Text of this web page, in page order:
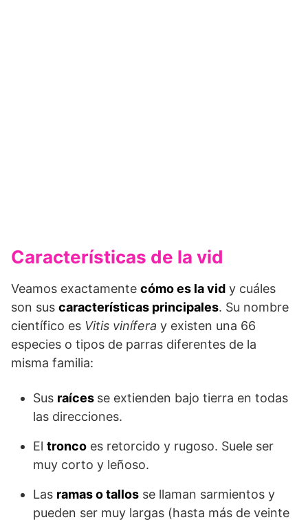
Características de la vid
Veamos exactamente cómo es la vid y cuáles
son sus características principales. Su nombre
científico es Vitis vinífera y existen una 66
especies o tipos de parras diferentes de la
misma familia:
Sus raíces se extienden bajo tierra en todas
las direcciones.
El tronco es retorcido y rugoso. Suele ser
muy corto y leñoso.
Las ramas o tallos se llaman sarmientos y
pueden ser muy largas (hasta más de veinte